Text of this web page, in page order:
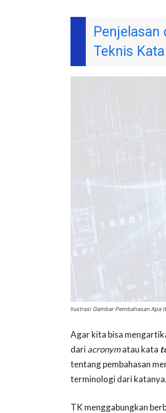
Penjelasan
Teknis Kata
Ilustrasi Gambar Pembahasan Apa
Agar kita bisa
dariacronymatau kata
tentang pembahasan
terminologi dari katanya.
TK menggabungkan